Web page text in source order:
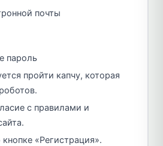
почты
пароль
пройти капчу, которая
с правилами и
«Регистрация».